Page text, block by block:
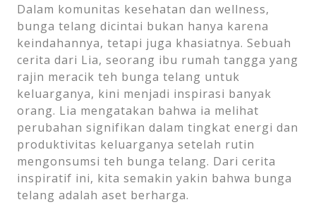
Dalam komunitas kesehatan dan wellness,
bunga telang dicintai bukan hanya karena
keindahannya, tetapi juga khasiatnya. Sebuah
cerita dari Lia, seorang ibu rumah tangga yang
rajin meracik teh bunga telang untuk
keluarganya, kini menjadi inspirasi banyak
orang. Lia mengatakan bahwa ia melihat
perubahan signifikan dalam tingkat energi dan
produktivitas keluarganya setelah rutin
mengonsumsi teh bunga telang. Dari cerita
inspiratif ini, kita semakin yakin bahwa bunga
telang adalah aset berharga.